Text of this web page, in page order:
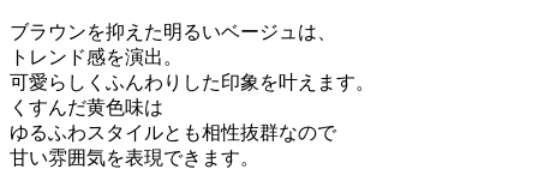
ブラウンを抑えた明るいベージュは、
トレンド感を演出。
可愛らしくふんわりした印象を叶えます。
くすんだ黄色味は
ゆるふわスタイルとも相性抜群なので
甘い雰囲気を表現できます。